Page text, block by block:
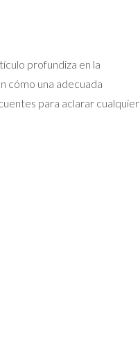
profundiza en la
cómo una adecuada
para aclarar cualquier